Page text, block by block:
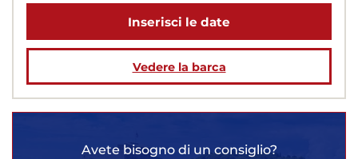
Inserisci le date
Vedere la barca
Avete bisogno di un consiglio?